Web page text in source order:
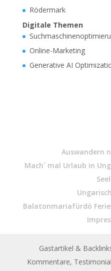
Rödermark
Digitale Themen
Online-Marketing
Generative AI
Auswandern
Mach´ mal Urlaub in
Balatonmariafürdö
Gastartikel &
Kommentare,